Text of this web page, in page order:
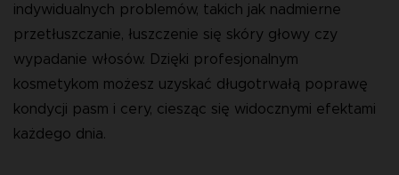
indywidualnych problemów, takich jak nadmierne
przetłuszczanie, łuszczenie się skóry głowy czy
wypadanie włosów. Dzięki profesjonalnym
kosmetykom możesz uzyskać długotrwałą poprawę
kondycji pasm i cery, ciesząc się widocznymi efektami
każdego dnia.